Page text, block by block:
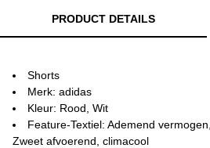
PRODUCT DETAILS
Shorts
Merk: adidas
Kleur: Rood, Wit
Feature-Textiel: Ademend
Zweet afvoerend, climacool